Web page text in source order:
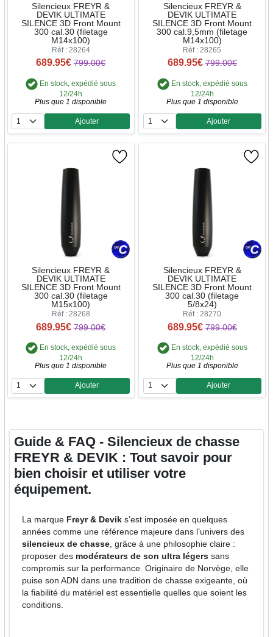
Silencieux FREYR &
DEVIK ULTIMATE
SILENCE 3D Front Mount
300 cal.30 (filetage
M14x100)
Réf : 28264
689.95€ 799.00€
En stock, expédié sous
12/24h
Plus que 1 disponible
Quantité
Ajouter
Silencieux FREYR &
DEVIK ULTIMATE
SILENCE 3D Front Mount
300 cal.9,5mm (filetage
M14x100)
Réf : 28265
689.95€ 799.00€
En stock, expédié sous
12/24h
Plus que 1 disponible
Quantité
Ajouter
Silencieux FREYR &
DEVIK ULTIMATE
SILENCE 3D Front Mount
300 cal.30 (filetage
M15x100)
Réf : 28268
689.95€ 799.00€
En stock, expédié sous
12/24h
Plus que 1 disponible
Quantité
Ajouter
Silencieux FREYR &
DEVIK ULTIMATE
SILENCE 3D Front Mount
300 cal.30 (filetage
5/8x24)
Réf : 28270
689.95€ 799.00€
En stock, expédié sous
12/24h
Plus que 1 disponible
Quantité
Ajouter
Guide & FAQ - Silencieux de chasse
FREYR & DEVIK : Tout savoir pour
bien choisir et utiliser votre
équipement.
La marque Freyr & Devik s’est imposée en quelques
années comme une référence majeure dans l’univers des
silencieux de chasse, grâce à une philosophie claire :
proposer des modérateurs de son ultra légers sans
compromis sur la performance. Originaire de Norvège, elle
puise son ADN dans une tradition de chasse exigeante, où
la fiabilité du matériel est essentielle quelles que soient les
conditions.